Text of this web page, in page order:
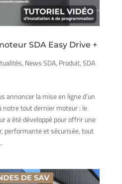
SDA Easy Drive +
, News SDA, Produit,SDA
annoncer la mise en ligne d’un
notre tout dernier moteur : le
a été développé pour offrir une
performante et sécurisée, tout